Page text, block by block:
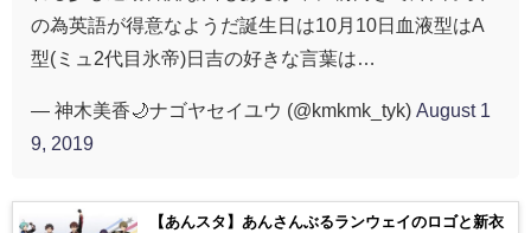
の為英語が得意なようだ誕生日は10月10日血液型はA
型(ミュ2代目氷帝)日吉の好きな言葉は…
— 神木美香🌙ナゴヤセイユウ (@kmkmk_tyk) August 1
9, 2019
【あんスタ】あんさんぶるランウェイのロゴと新衣